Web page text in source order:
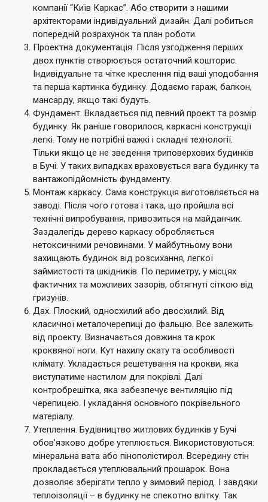
компанії “Київ Каркас”. Або створити з нашими
архітекторами індивідуальний дизайн. Далі робиться
попередній розрахунок та план роботи.
Проектна документація. Після узгодження перших
двох пунктів створюється остаточний кошторис.
Індивідуальне та чітке креслення під ваші уподобання
та перша картинка будинку. Додаємо гараж, балкон,
мансарду, якщо такі будуть.
Фундамент. Вкладається під певний проект та розмір
будинку. Як раніше говорилося, каркасні конструкції
легкі. Тому не потрібні важкі і складні технології.
Тільки якщо це не зведення триповерхових будинків
в Бучі. У таких випадках враховується вага будинку та
вантажопідйомність фундаменту.
Монтаж каркасу. Сама конструкція виготовляється на
заводі. Після чого готова і така, що пройшла всі
технічні випробування, привозиться на майданчик.
Заздалегідь дерево каркасу обробляється
нетоксичними речовинами. У майбутньому вони
захищають будинок від розсихання, легкої
займистості та шкідників. По периметру, у місцях
фактичних та можливих зазорів, обтягнуті сіткою від
гризунів.
Дах. Плоский, односхилий або двосхилий. Від
класичної металочерепиці до фальцю. Все залежить
від проекту. Визначається довжина та крок
кроквяної ноги. Кут нахилу скату та особливості
клімату. Укладається решетування на крокви, яка
виступатиме настилом для покрівлі. Далі
контробрешітка, яка забезпечує вентиляцію під
черепицею. І укладання основного покрівельного
матеріалу.
Утеплення. Будівництво житлових будинків у Бучі
обов’язково добре утеплюється. Використовуються:
мінеральна вата або пінополістирол. Всередину стін
прокладається утеплювальний прошарок. Вона
дозволяє зберігати тепло у зимовий період. І завдяки
теплоізоляції – в будинку не спекотно влітку. Так